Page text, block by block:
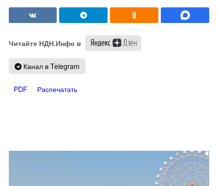
Читайте НДН.Инфо в
Канал в Telegram
PDF Распечатать